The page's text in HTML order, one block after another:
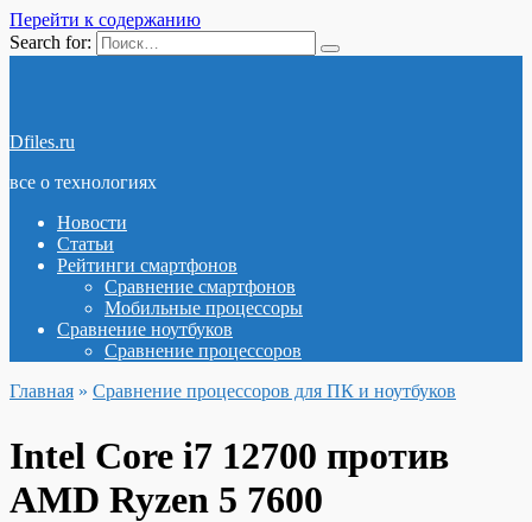
Перейти к содержанию
Search for:
Dfiles.ru
все о технологиях
Новости
Статьи
Рейтинги смартфонов
Сравнение смартфонов
Мобильные процессоры
Сравнение ноутбуков
Сравнение процессоров
Главная » Сравнение процессоров для ПК и ноутбуков
Intel Core i7 12700 против
AMD Ryzen 5 7600